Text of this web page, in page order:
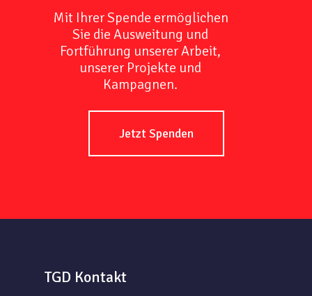
Mit Ihrer Spende ermöglichen
Sie die Ausweitung und
Fortführung unserer Arbeit,
unserer Projekte und
Kampagnen.
Jetzt Spenden
TGD Kontakt